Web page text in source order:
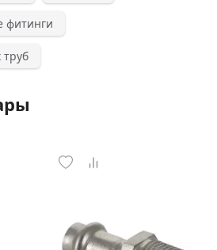
фитинги